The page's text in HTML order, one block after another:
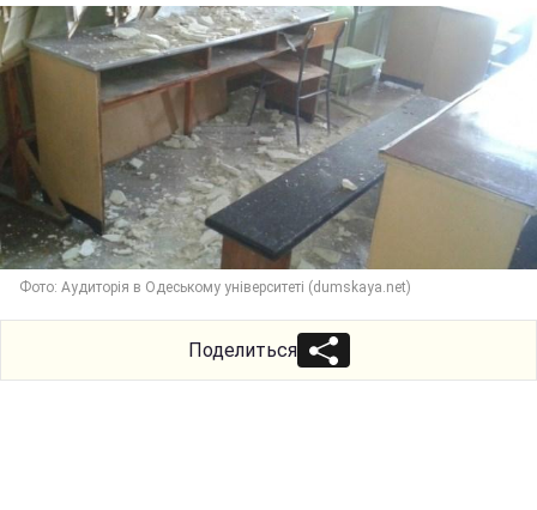
Фото: Аудиторія в Одеському університеті (dumskaya.net)
Поделиться